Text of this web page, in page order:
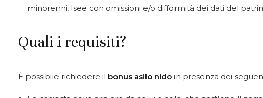
minorenni, Isee con omissioni e/o difformità dei dati del
Quali i requisiti?
È possibile richiedere il bonus asilo nido in presenza dei